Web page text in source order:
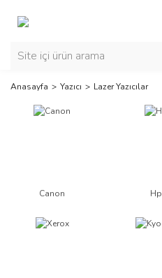
Anasayfa Yazıcı Lazer Yazıcılar
Canon Hp